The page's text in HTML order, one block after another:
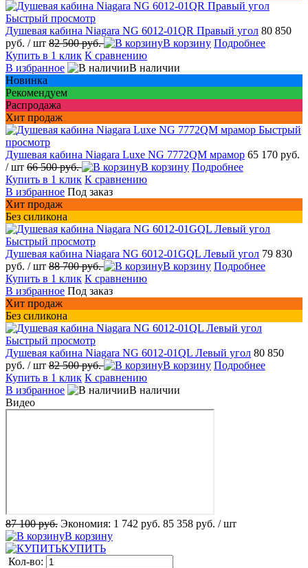
Быстрый просмотр
Душевая кабина Niagara NG 6012-01QR Правый угол 80 850
руб. / шт 82 500 руб. В корзину Подробнее
Купить в 1 клик К сравнению
В избранное
В наличии
Новинка
Рекомендуем
Распродажа
Хит продаж
Быстрый
просмотр
Душевая кабина Niagara Luxe NG 7772QM мрамор 65 170 руб.
/ шт 66 500 руб. В корзину Подробнее
Купить в 1 клик К сравнению
В избранное Под заказ
Хит продаж
Без силикона
Быстрый просмотр
Душевая кабина Niagara NG 6012-01GQL Левый угол 79 830
руб. / шт 88 700 руб. В корзину Подробнее
Купить в 1 клик К сравнению
В избранное Под заказ
Хит продаж
Без силикона
Быстрый просмотр
Душевая кабина Niagara NG 6012-01QL Левый угол 80 850
руб. / шт 82 500 руб. В корзину Подробнее
Купить в 1 клик К сравнению
В избранное
В наличии
Видео
87 100 руб. Экономия: 1 742 руб. 85 358 руб. / шт
В корзину
КУПИТЬ
Кол-во: